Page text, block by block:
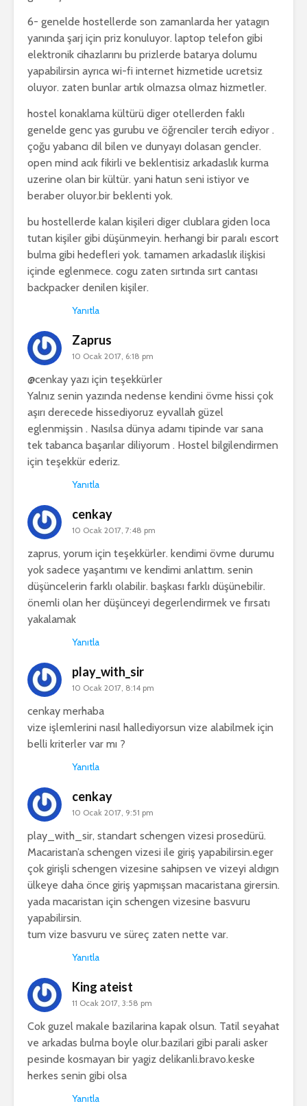
6- genelde hostellerde son zamanlarda her yatagın
yanında şarj için priz konuluyor. laptop telefon gibi
elektronik cihazlarını bu prizlerde batarya dolumu
yapabilirsin ayrıca wi-fi internet hizmetide ucretsiz
oluyor. zaten bunlar artık olmazsa olmaz hizmetler.
hostel konaklama kültürü diger otellerden faklı
genelde genc yas gurubu ve öğrenciler tercih ediyor .
çoğu yabancı dil bilen ve dunyayı dolasan gencler.
open mind acık fikirli ve beklentisiz arkadaslık kurma
uzerine olan bir kültür. yani hatun seni istiyor ve
beraber oluyor.bir beklenti yok.
bu hostellerde kalan kişileri diger clublara giden loca
tutan kişiler gibi düşünmeyin. herhangi bir paralı escort
bulma gibi hedefleri yok. tamamen arkadaslık ilişkisi
içinde eglenmece. cogu zaten sırtında sırt cantası
backpacker denilen kişiler.
Yanıtla
Zaprus
10 Ocak 2017, 6:18 pm
@cenkay yazı için teşekkürler
Yalnız senin yazında nedense kendini övme hissi çok
aşırı derecede hissediyoruz eyvallah güzel
eglenmişsin . Nasılsa dünya adamı tipinde var sana
tek tabanca başarılar diliyorum . Hostel bilgilendirmen
için teşekkür ederiz.
Yanıtla
cenkay
10 Ocak 2017, 7:48 pm
zaprus, yorum için teşekkürler. kendimi övme durumu
yok sadece yaşantımı ve kendimi anlattım. senin
düşüncelerin farklı olabilir. başkası farklı düşünebilir.
önemli olan her düşünceyi degerlendirmek ve fırsatı
yakalamak
Yanıtla
play_with_sir
10 Ocak 2017, 8:14 pm
cenkay merhaba
vize işlemlerini nasıl hallediyorsun vize alabilmek için
belli kriterler var mı ?
Yanıtla
cenkay
10 Ocak 2017, 9:51 pm
play_with_sir, standart schengen vizesi prosedürü.
Macaristan’a schengen vizesi ile giriş yapabilirsin.eger
çok girişli schengen vizesine sahipsen ve vizeyi aldıgın
ülkeye daha önce giriş yapmışsan macaristana girersin.
yada macaristan için schengen vizesine basvuru
yapabilirsin.
tum vize basvuru ve süreç zaten nette var.
Yanıtla
King ateist
11 Ocak 2017, 3:58 pm
Cok guzel makale bazilarina kapak olsun. Tatil seyahat
ve arkadas bulma boyle olur.bazilari gibi parali asker
pesinde kosmayan bir yagiz delikanli.bravo.keske
herkes senin gibi olsa
Yanıtla